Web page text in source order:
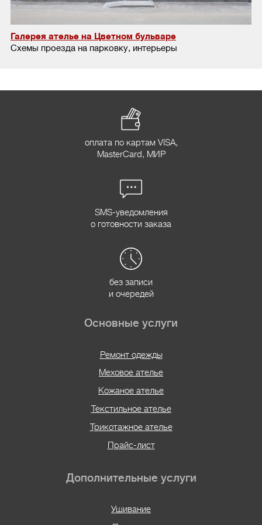
Галерея ателье на Цветном бульваре
Схемы проезда на парковку, интерьеры
оплата по картам VISA,
MasterCard, МИР
SMS-уведомления
о готовности заказа
без записи
и очередей
Основные услуги
Ремонт одежды
Меховое ателье
Кожаное ателье
Текстильное ателье
Трикотажное ателье
Прайс-лист
Дополнительные услуги
Ушивание